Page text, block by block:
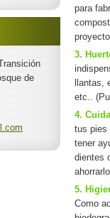
para
3.
etc..
4.
tus pies
tener
dientes
5.
Como
de
om